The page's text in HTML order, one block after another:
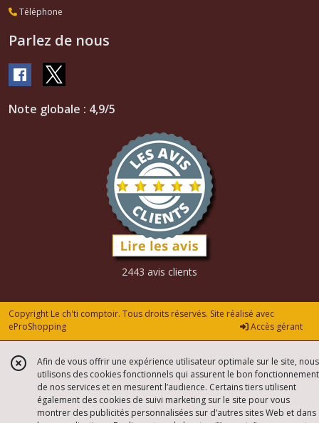
Téléphone
Parlez de nous
Note globale : 4,9/5
2443 avis clients
Copyright Le ch'ti comptoir. Tous droits réservés. Site réalisé avec
eProShopping
Accès gérant
Afin de vous offrir une expérience utilisateur optimale sur le site, nous
utilisons des cookies fonctionnels qui assurent le bon fonctionnement
de nos services et en mesurent l’audience. Certains tiers utilisent
également des cookies de suivi marketing sur le site pour vous
montrer des publicités personnalisées sur d’autres sites Web et dans